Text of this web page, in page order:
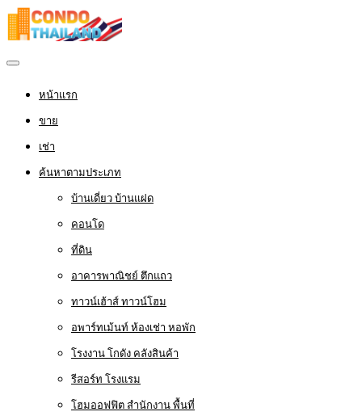
หน้าแรก
ขาย
เช่า
ค้นหาตามประเภท
บ้านเดี่ยว บ้านแฝด
คอนโด
ที่ดิน
อาคารพาณิชย์ ตึกแถว
ทาวน์เฮ้าส์ ทาวน์โฮม
อพาร์ทเม้นท์ ห้องเช่า หอพัก
โรงงาน โกดัง คลังสินค้า
รีสอร์ท โรงแรม
โฮมออฟฟิต สำนักงาน พื้นที่